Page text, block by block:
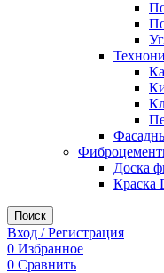
Доска
Краска
Поиск
Вход / Регистрация
0 Избранное
0 Сравнить